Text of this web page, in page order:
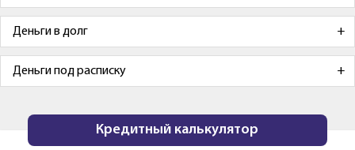
Деньги в долг
Деньги под расписку
Кредитный калькулятор